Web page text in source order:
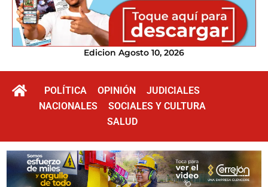
Edicion Agosto 10, 2026
POLÍTICA OPINIÓN
JUDICIALES
NACIONALES
SOCIALES Y CULTURA
SALUD